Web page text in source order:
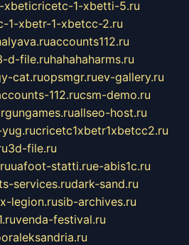
xbeticricetc-1-xbetti-5.ru
1-xbetr-1-xbetcc-2.ru
accounts112.ru
d-file.ruhahahaharms.ru
cat.ruopsmgr.ruev-gallery.ru
112.rucsm-demo.ru
allseo-host.ru
cricetc1xbetr1xbetcc2.ru
3d-file.ru
uafoot-statti.rue-abis1c.ru
services.rudark-sand.ru
x-legion.rusib-archives.ru
venda-festival.ru